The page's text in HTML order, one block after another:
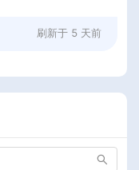
刷新于 5 天前